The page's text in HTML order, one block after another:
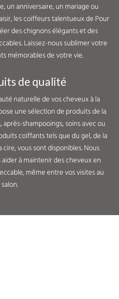
un anniversaire, un mariage ou
les coiffeurs talentueux de Pour
des chignons élégants et des
Laissez-nous sublimer votre
mémorables de votre vie.
de qualité
naturelle de vos cheveux à la
une sélection de produits de la
shampooings, soins avec ou
coiffants tels que du gel, de la
vous sont disponibles. Nous
à maintenir des cheveux en
même entre vos visites au
salon.